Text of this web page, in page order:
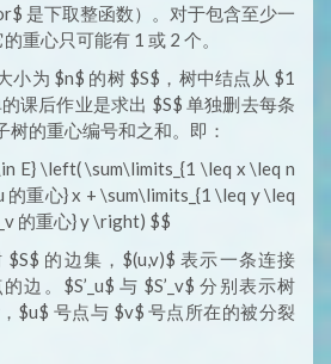
是下取整函数）。对于包含至少一
重心只可能有 1 或 2 个。
小为 $n$ 的树 $S$，树中结点从 $1
课后作业是求出 $S$ 单独删去每条
的重心编号和之和。即：
E} \left( \sum\limits_{1 \leq x \leq n
的重心} x + \sum\limits_{1 \leq y \leq
的重心} y \right) $$
$S$ 的边集，$(u,v)$ 表示一条连接
边。$S’_u$ 与 $S’_v$​ 分别表示树
，$u$ 号点与 $v$ 号点所在的被分裂